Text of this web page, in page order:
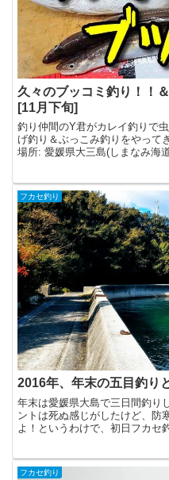
久々のブッコミ釣り！！
[11月下旬]
釣り仲間のY君がカレイ釣りで
げ釣り＆ぶっこみ釣りをやって
場所: 愛媛県大三島(しまなみ海
フカセ釣り
2016年、年末の五目釣り
年末は愛媛県大島で三日間釣り
ントは死ぬ感じがしたけど、防
よ！というわけで、初日フカセ
フカセ釣り